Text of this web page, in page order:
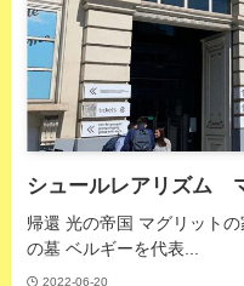
シュールレアリズム
帰還 光の帝国 マグリット
の墓 ベルギーを代表...
2022-06-20